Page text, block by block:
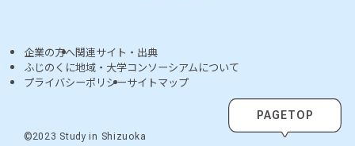
企業の方へ関連サイト・出典
ふじのくに地域・大学コンソーシアムについて
プライバシーポリシーサイトマップ
©2023 Study in Shizuoka
PAGETOP